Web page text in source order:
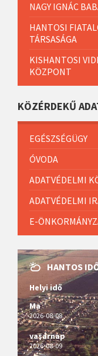
NAGY IGNÁC
HANTOSI
TÁRSASÁGA
KISHANTOSI
KÖZPONT
KÖZÉRDEKŰ
EGÉSZSÉGÜGY
ÓVODA
ADATVÉDELMI
ADATVÉDELMI
E-
HANTOS
Helyi idő
Ma
2026-08-08
vasárnap
2026-08-09